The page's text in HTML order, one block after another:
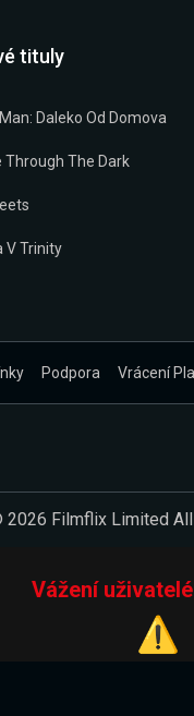
tituly
Daleko Od Domova
Through The Dark
V Trinity
Podpora Vrácení
2026 Filmflix Limited
Vážení
⚠️